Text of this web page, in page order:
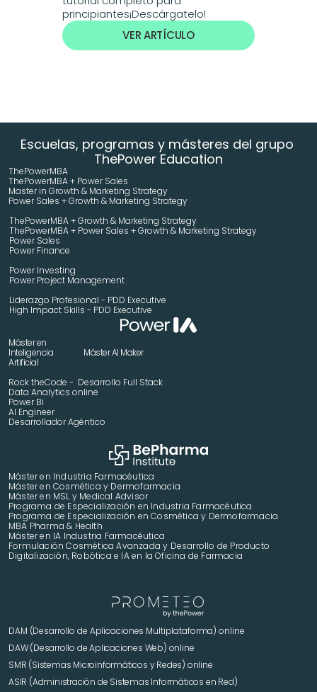
principiantes¡Descárgatelo!
VER ARTÍCULO
Escuelas, programas y másteres del grupo
ThePower Education
ThePowerMBA
ThePowerMBA + Power Sales
Master in Growth & Marketing Strategy
Power Sales + Growth & Marketing Strategy
ThePowerMBA + Growth & Marketing Strategy
ThePowerMBA + Power Sales + Growth & Marketing Strategy
Power Sales
Power Finance
Power Investing
Power Project Management
Liderazgo Profesional - PDD Executive
High Impact Skills - PDD Executive
Máster en
Inteligencia
Artificial
Máster AI Maker
Rock theCode -  Desarrollo Full Stack
Data Analytics online
Power Bi
AI Engineer
Desarrollador Agéntico
Máster en Industria Farmacéutica
Máster en Cosmética y Dermofarmacia
Máster en MSL y Medical Advisor
Programa de Especialización en Industria Farmacéutica
Programa de Especialización en Cosmética y Dermofarmacia
MBA Pharma & Health
Máster en IA Industria Farmacéutica
Formulación Cosmética Avanzada y Desarrollo de Producto
Digitalización, Robótica e IA en la Oficina de Farmacia
DAM (Desarrollo de Aplicaciones Multiplataforma) online
DAW (Desarrollo de Aplicaciones Web) online
SMR (Sistemas Microinformáticos y Redes) online
ASIR (Administración de Sistemas Informáticos en Red)